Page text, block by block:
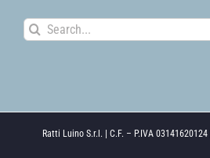
Search
for:
Ratti Luino S.r.l. | C.F. – P.IVA 03141620124 |